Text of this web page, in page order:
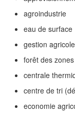
agroindustrie
eau de surface
gestion agricole
forêt des
centrale
centre de tri
economie